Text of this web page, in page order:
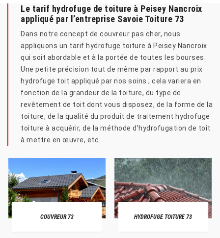
Le tarif hydrofuge de toiture à Peisey Nancroix
appliqué par l’entreprise Savoie Toiture 73
Dans notre concept de couvreur pas cher, nous
appliquons un tarif hydrofuge toiture à Peisey Nancroix
qui soit abordable et à la portée de toutes les bourses.
Une petite précision tout de même par rapport au prix
hydrofuge toit appliqué par nos soins ; cela variera en
fonction de la grandeur de la toiture, du type de
revêtement de toit dont vous disposez, de la forme de la
toiture, de la qualité du produit de traitement hydrofuge
toiture à acquérir, de la méthode d’hydrofugation de toit
à mettre en œuvre, etc.
COUVREUR 73 HYDROFUGE TOITURE 73